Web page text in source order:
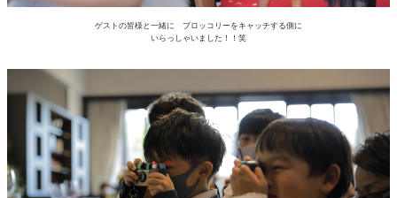
ゲストの皆様と一緒に ブロッコリーをキャッチする側に
いらっしゃいました！！笑